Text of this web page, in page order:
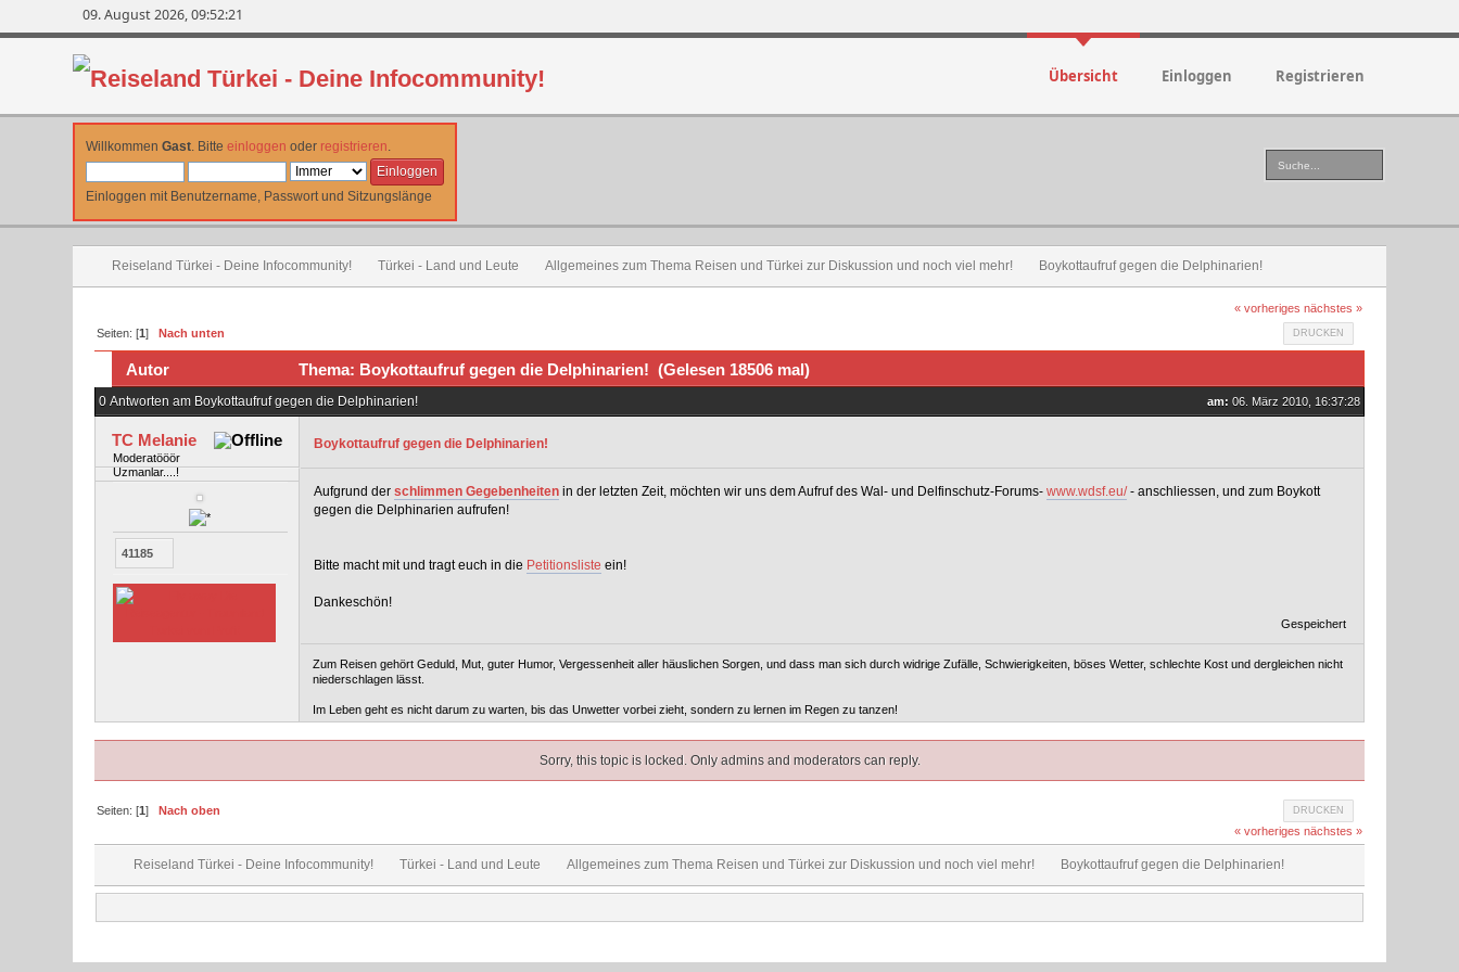
09. August 2026, 09:52:21
Übersicht Einloggen Registrieren
WillkommenGast. Bitteeinloggen oder registrieren.
Einloggen mit Benutzername, Passwort und Sitzungslänge
Reiseland Türkei - Deine Infocommunity! Türkei - Land und Leute Allgemeines zum Thema Reisen und Türkei zur Diskussion und noch viel mehr! Boykottaufruf gegen die Delphinarien!
« vorheriges nächstes »
DRUCKEN
Seiten: [1]Nach unten
Autor Thema: Boykottaufruf gegen die Delphinarien! (Gelesen 18506 mal)
0 Antworten am Boykottaufruf gegen die Delphinarien! am: 06. März 2010, 16:37:28
TC Melanie
Moderatööör
Uzmanlar....!
41185
Boykottaufruf gegen die Delphinarien!
Aufgrund derschlimmen Gegebenheiten in der letzten Zeit, möchten wir uns dem Aufruf des Wal- und Delfinschutz-Forums-www.wdsf.eu/- anschliessen, und zum Boykott
gegen die Delphinarien aufrufen!
Bitte macht mit und tragt euch in die Petitionsliste ein!
Dankeschön!
Gespeichert
Zum Reisen gehört Geduld, Mut, guter Humor, Vergessenheit aller häuslichen Sorgen, und dass man sich durch widrige Zufälle, Schwierigkeiten, böses Wetter, schlechte Kost und dergleichen nicht
niederschlagen lässt.
Im Leben geht es nicht darum zu warten, bis das Unwetter vorbei zieht, sondern zu lernen im Regen zu tanzen!
Sorry, this topic is locked. Only admins and moderators can reply.
DRUCKEN
Seiten: [1]Nach oben
« vorheriges nächstes »
Reiseland Türkei - Deine Infocommunity! Türkei - Land und Leute Allgemeines zum Thema Reisen und Türkei zur Diskussion und noch viel mehr! Boykottaufruf gegen die Delphinarien!